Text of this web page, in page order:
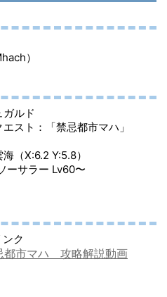
）
ルド
スト：「禁忌都市マハ」
（X:6.2 Y:5.8）
ーサラー Lv60〜
ク
都市マハ 攻略解説動画